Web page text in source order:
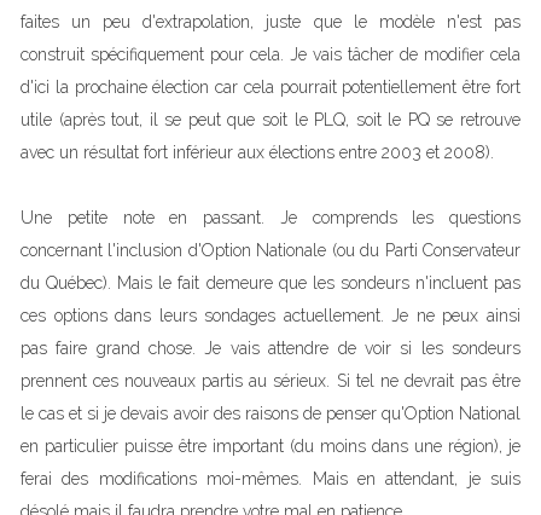
faites un peu d'extrapolation, juste que le modèle n'est pas
construit spécifiquement pour cela. Je vais tâcher de modifier cela
d'ici la prochaine élection car cela pourrait potentiellement être fort
utile (après tout, il se peut que soit le PLQ, soit le PQ se retrouve
avec un résultat fort inférieur aux élections entre 2003 et 2008).
Une petite note en passant. Je comprends les questions
concernant l'inclusion d'Option Nationale (ou du Parti Conservateur
du Québec). Mais le fait demeure que les sondeurs n'incluent pas
ces options dans leurs sondages actuellement. Je ne peux ainsi
pas faire grand chose. Je vais attendre de voir si les sondeurs
prennent ces nouveaux partis au sérieux. Si tel ne devrait pas être
le cas et si je devais avoir des raisons de penser qu'Option National
en particulier puisse être important (du moins dans une région), je
ferai des modifications moi-mêmes. Mais en attendant, je suis